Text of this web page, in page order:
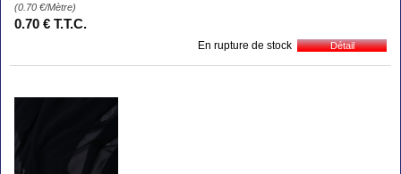
(0.70 €/Mètre)
0.70 € T.T.C.
En rupture de stock